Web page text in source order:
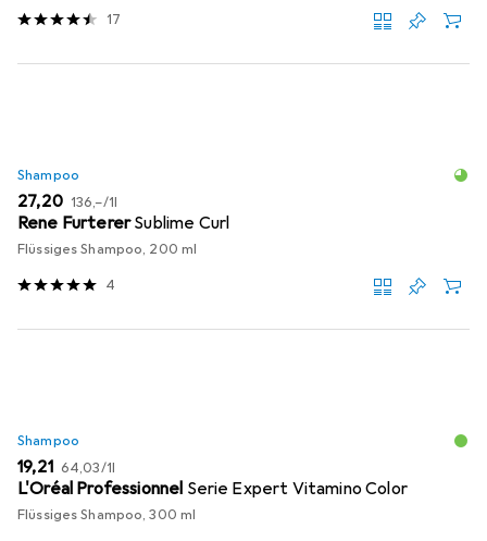
17
Shampoo
EUR
27,20 EUR
136,–/1l
Rene FurtererSublime Curl
Flüssiges Shampoo, 200 ml
4
Shampoo
EUR
19,21 EUR
64,03/1l
L'Oréal Professionnel Serie Expert Vitamino Color
Flüssiges Shampoo, 300 ml